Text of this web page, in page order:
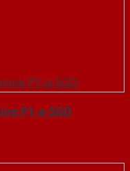
P1-a-SGD